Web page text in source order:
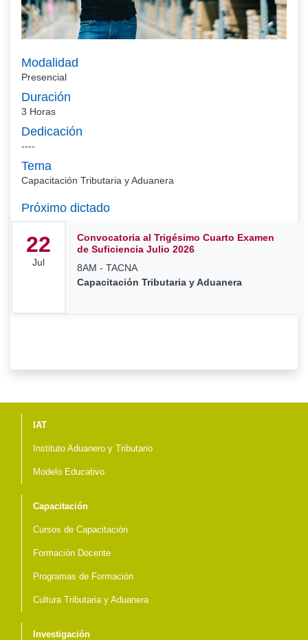
Modalidad
Presencial
Duración
3 Horas
Dedicación
----
Tema
Capacitación Tributaria y Aduanera
Próximo dictado
22
Jul
Convocatoria al Trigésimo Cuarto Examen
de Suficiencia Julio 2026
8AM - TACNA
Capacitación Tributaria y Aduanera
Menú del pie
IAT
Instituto Aduanero y Tributario
Modelo Educativo
Capacitación
Cursos de Capacitación
Formación Docente
Programas de Formación
Cultura Tributaria y Aduanera
Investigación